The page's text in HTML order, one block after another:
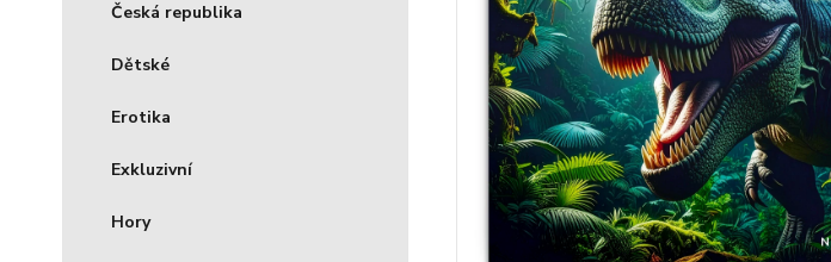
Česká republika
Dětské
Erotika
Exkluzivní
Hory